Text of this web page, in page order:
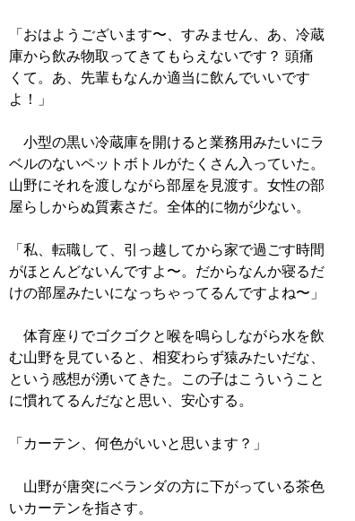
「おはようございます〜、すみません、あ、冷蔵
庫から飲み物取ってきてもらえないです？ 頭痛
くて。あ、先輩もなんか適当に飲んでいいです
よ！」
小型の黒い冷蔵庫を開けると業務用みたいにラ
ベルのないペットボトルがたくさん入っていた。
山野にそれを渡しながら部屋を見渡す。女性の部
屋らしからぬ質素さだ。全体的に物が少ない。
「私、転職して、引っ越してから家で過ごす時間
がほとんどないんですよ〜。だからなんか寝るだ
けの部屋みたいになっちゃってるんですよね〜」
体育座りでゴクゴクと喉を鳴らしながら水を飲
む山野を見ていると、相変わらず猿みたいだな、
という感想が湧いてきた。この子はこういうこと
に慣れてるんだなと思い、安心する。
「カーテン、何色がいいと思います？」
山野が唐突にベランダの方に下がっている茶色
いカーテンを指さす。